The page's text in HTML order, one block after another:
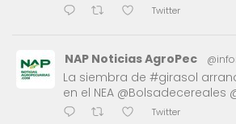
Twitter
NAP Noticias AgroPec
La siembra de #girasol
en el NEA @Bolsadecereales
Twitter